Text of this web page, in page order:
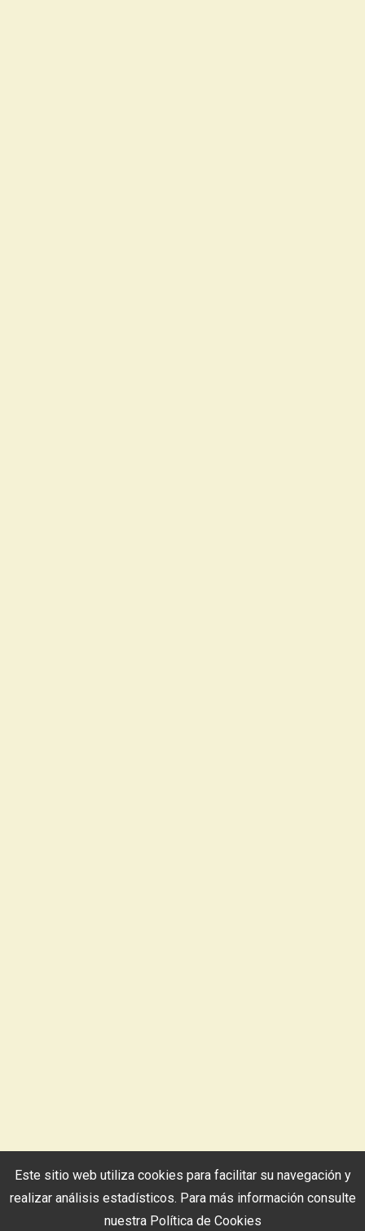
Este sitio web utiliza cookies para facilitar su navegación y
realizar análisis estadísticos. Para más información consulte
nuestra Política de Cookies